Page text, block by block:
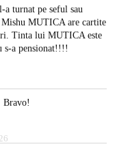
turnat pe seful sau
MUTICA are cartite
Tinta lui MUTICA este
s-a pensionat!!!!
Bravo!